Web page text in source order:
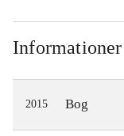
2015 Bog